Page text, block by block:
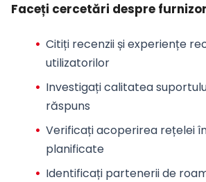
Faceți cercetări despre
Citiți recenzii și experiențe
utilizatorilor
Investigați calitatea
răspuns
Verificați acoperirea rețelei
planificate
Identificați partenerii de